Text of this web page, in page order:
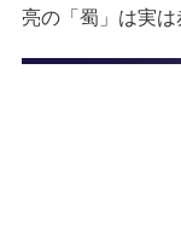
亮の「蜀」は実は